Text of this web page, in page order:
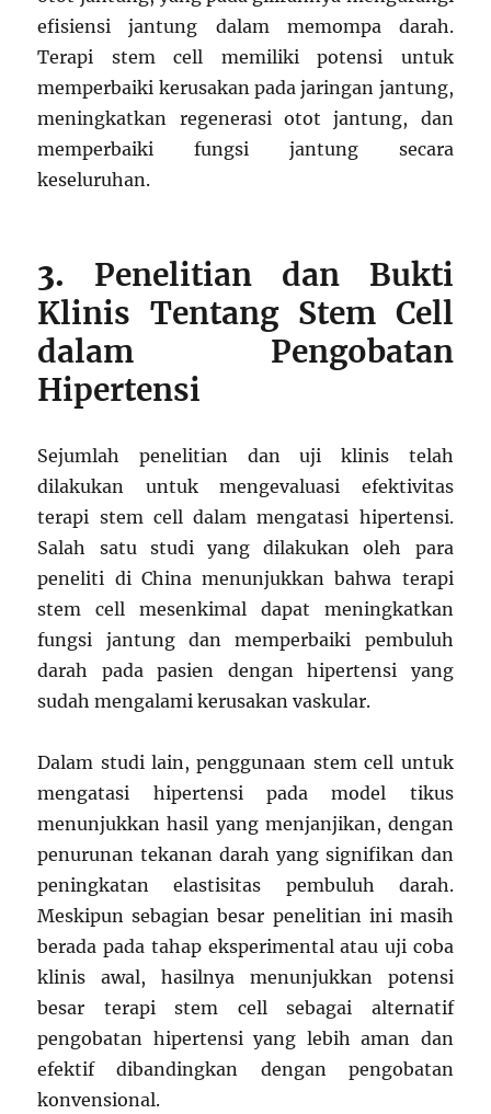
efisiensi jantung dalam memompa darah.
Terapi stem cell memiliki potensi untuk
memperbaiki kerusakan pada jaringan jantung,
meningkatkan regenerasi otot jantung, dan
memperbaiki fungsi jantung secara
keseluruhan.
3. Penelitian dan Bukti
Klinis Tentang Stem Cell
dalam Pengobatan
Hipertensi
Sejumlah penelitian dan uji klinis telah
dilakukan untuk mengevaluasi efektivitas
terapi stem cell dalam mengatasi hipertensi.
Salah satu studi yang dilakukan oleh para
peneliti di China menunjukkan bahwa terapi
stem cell mesenkimal dapat meningkatkan
fungsi jantung dan memperbaiki pembuluh
darah pada pasien dengan hipertensi yang
sudah mengalami kerusakan vaskular.
Dalam studi lain, penggunaan stem cell untuk
mengatasi hipertensi pada model tikus
menunjukkan hasil yang menjanjikan, dengan
penurunan tekanan darah yang signifikan dan
peningkatan elastisitas pembuluh darah.
Meskipun sebagian besar penelitian ini masih
berada pada tahap eksperimental atau uji coba
klinis awal, hasilnya menunjukkan potensi
besar terapi stem cell sebagai alternatif
pengobatan hipertensi yang lebih aman dan
efektif dibandingkan dengan pengobatan
konvensional.